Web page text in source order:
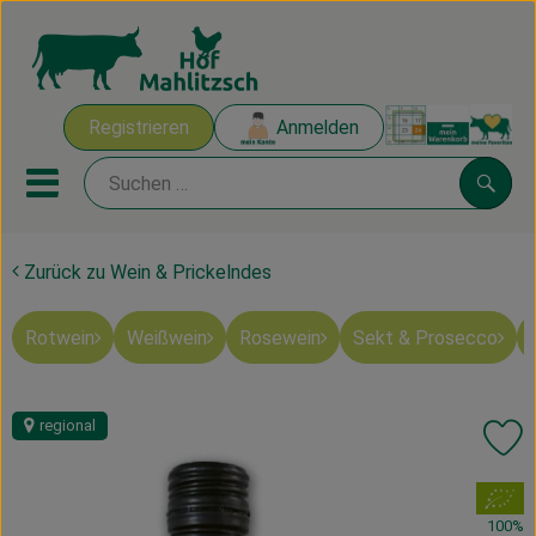
Registrieren Anmelden
Mobiles Menu öffnen oder
Ökokisten
Mahlitzscher Produkte
Obst & Gemüse
Zurück zu Wein & Prickelndes
Rotwein Weißwein Rosewein Sekt & Prosecco
regional
, Verband:
100%